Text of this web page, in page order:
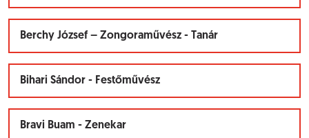
Berchy József – Zongoraművész - Tanár
Bihari Sándor - Festőművész
Bravi Buam - Zenekar